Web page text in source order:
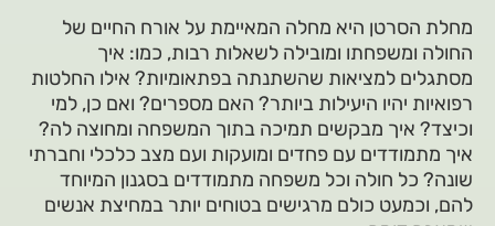
מחלת הסרטן היא מחלה המאיימת על אורח החיים של
החולה ומשפחתו ומובילה לשאלות רבות, כמו: איך
מסתגלים למציאות שהשתנתה בפתאומיות? אילו החלטות
רפואיות יהיו היעילות ביותר? האם מספרים? ואם כן, למי
וכיצד? איך מבקשים תמיכה בתוך המשפחה ומחוצה לה?
איך מתמודדים עם פחדים ומועקות ועם מצב כלכלי וחברתי
שונה? כל חולה וכל משפחה מתמודדים בסגנון המיוחד
להם, וכמעט כולם מרגישים בטוחים יותר במחיצת אנשים